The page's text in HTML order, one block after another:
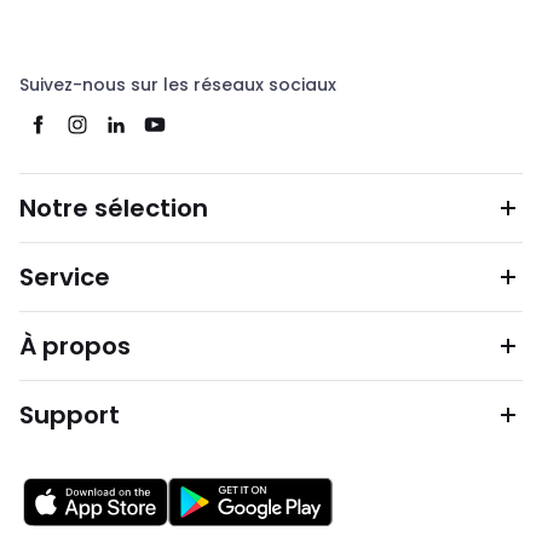
Suivez-nous sur les réseaux sociaux
Notre sélection
Service
À propos
Support